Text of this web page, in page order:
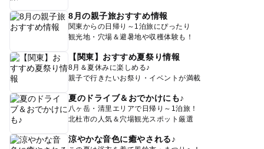
8月の親子旅おすすめ情報
関東からの日帰り～1泊旅にぴったり
観光地・穴場＆避暑地や収穫体験も！
【関東】おすすめ夏祭り情報
8月＆夏休みに楽しめる♪
親子で行きたいお祭り・イベントが満載
夏のドライブ＆おでかけにも♪
八ヶ岳・清里エリアで日帰り～1泊旅！
北杜市の人気＆穴場観光スポット厳選
涼やかな音色に癒やされる♪